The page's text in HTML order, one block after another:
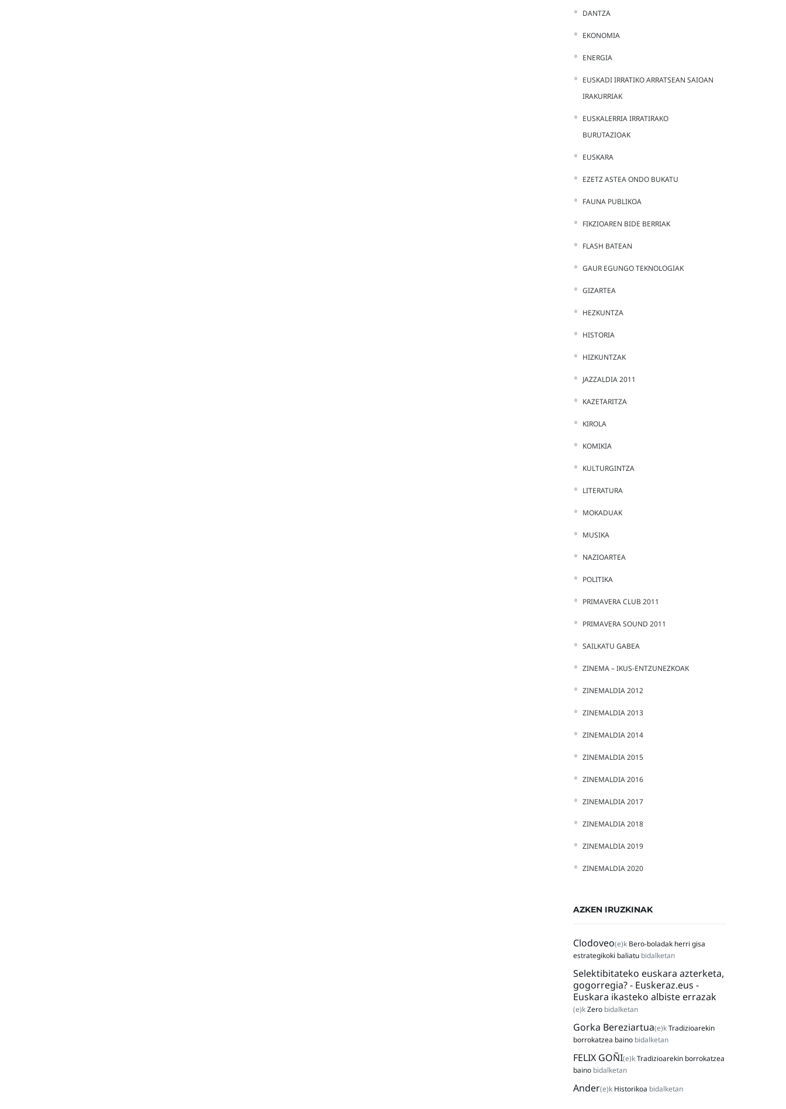
DANTZA
EKONOMIA
ENERGIA
EUSKADI IRRATIKO ARRATSEAN SAIOAN
IRAKURRIAK
EUSKALERRIA IRRATIRAKO
BURUTAZIOAK
EUSKARA
EZETZ ASTEA ONDO BUKATU
FAUNA PUBLIKOA
FIKZIOAREN BIDE BERRIAK
FLASH BATEAN
GAUR EGUNGO TEKNOLOGIAK
GIZARTEA
HEZKUNTZA
HISTORIA
HIZKUNTZAK
JAZZALDIA 2011
KAZETARITZA
KIROLA
KOMIKIA
KULTURGINTZA
LITERATURA
MOKADUAK
MUSIKA
NAZIOARTEA
POLITIKA
PRIMAVERA CLUB 2011
PRIMAVERA SOUND 2011
SAILKATU GABEA
ZINEMA – IKUS-ENTZUNEZKOAK
ZINEMALDIA 2012
ZINEMALDIA 2013
ZINEMALDIA 2014
ZINEMALDIA 2015
ZINEMALDIA 2016
ZINEMALDIA 2017
ZINEMALDIA 2018
ZINEMALDIA 2019
ZINEMALDIA 2020
AZKEN IRUZKINAK
Clodoveo(e)k Bero-boladak herri gisa
estrategikoki baliatubidalketan
Selektibitateko euskara azterketa,
gogorregia? - Euskeraz.eus -
Euskara ikasteko albiste errazak
(e)kZerobidalketan
Gorka Bereziartua(e)kTradizioarekin
borrokatzea bainobidalketan
FELIX GOÑI(e)kTradizioarekin borrokatzea
bainobidalketan
Ander(e)k Historikoa bidalketan